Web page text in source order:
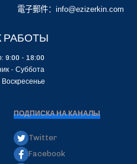
電子郵件：info@ezizerkin.com
РАБОТЫ
9:00 - 18:00
- Суббота
ПОДПИСКА НА КАНАЛЫ
Twitter
Facebook